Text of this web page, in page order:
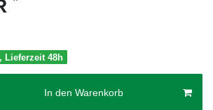
Lieferzeit 48h
In den Warenkorb